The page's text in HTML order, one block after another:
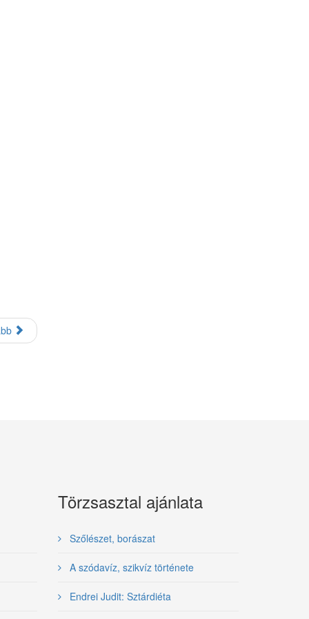
Törzsasztal ajánlata
Szőlészet, borászat
A szódavíz, szikvíz története
Endrei Judit: Sztárdiéta